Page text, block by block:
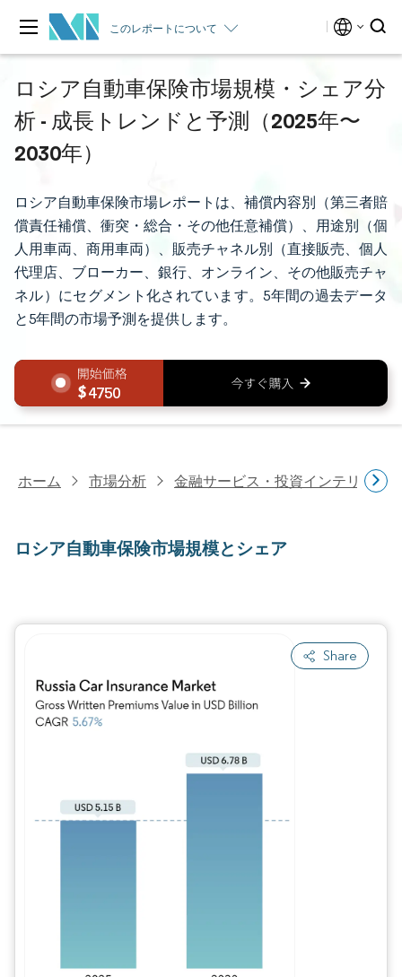
このレポートについて
ロシア自動車保険市場規模・シェア分
析 - 成長トレンドと予測（2025年〜
2030年）
ロシア自動車保険市場レポートは、補償内容別（第三者賠
償責任補償、衝突・総合・その他任意補償）、用途別（個
人用車両、商用車両）、販売チャネル別（直接販売、個人
代理店、ブローカー、銀行、オンライン、その他販売チャ
ネル）にセグメント化されています。5年間の過去データ
と5年間の市場予測を提供します。
4750
ホーム 市場分析 金融サービス・投資インテリジェ
ロシア自動車保険市場規模とシェア
Share